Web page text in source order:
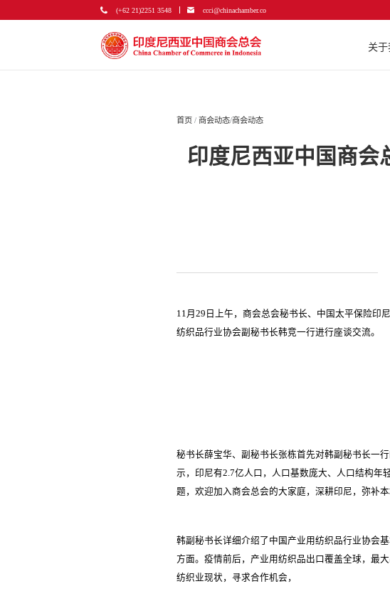
(+62 21)2251 3548 ccci@chinachamber.co
关于
首页 /商会动态/商会动态
印度尼西亚中国商会
11月29日上午，商会总会秘书长、中国太平保险印
纺织品行业协会副秘书长韩竞一行进行座谈交流。
秘书长薛宝华、副秘书长张栋首先对韩副秘书长一
示，印尼有2.7亿人口，人口基数庞大、人口结构年
题，欢迎加入商会总会的大家庭，深耕印尼，弥补
韩副秘书长详细介绍了中国产业用纺织品行业协会
方面。疫情前后，产业用纺织品出口覆盖全球，最
纺织业现状，寻求合作机会，